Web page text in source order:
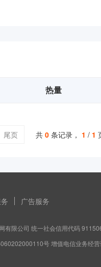
热量
尾页 共 0 条记录， 1 / 1
广告服务
有限公司 统一社会信用代码
号 增值电信业务经